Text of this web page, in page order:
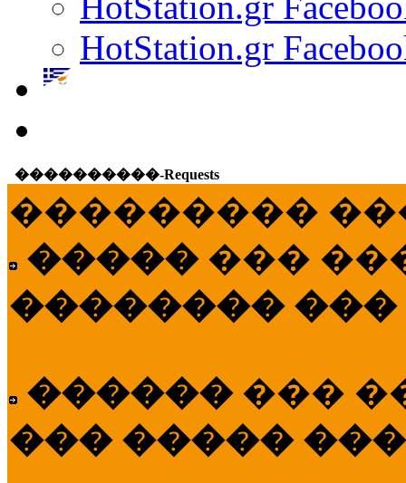
HotStation.gr
����������-Requests
���������
����� ���
�������� ���
������ ���
��� �����